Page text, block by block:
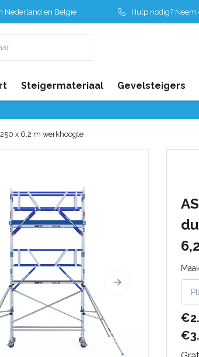
Nederland en België Hulp nodig? Neem
Steigermateriaal Gevelsteigers
x 6,2 m werkhoogte